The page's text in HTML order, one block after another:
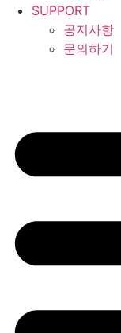
SUPPORT
공지사항
문의하기